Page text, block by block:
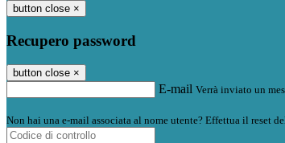
button close ×
Recupero password
button close ×
E-mail Verrà inviato un
Non hai una e-mail associata al nome utente? Effettua il reset